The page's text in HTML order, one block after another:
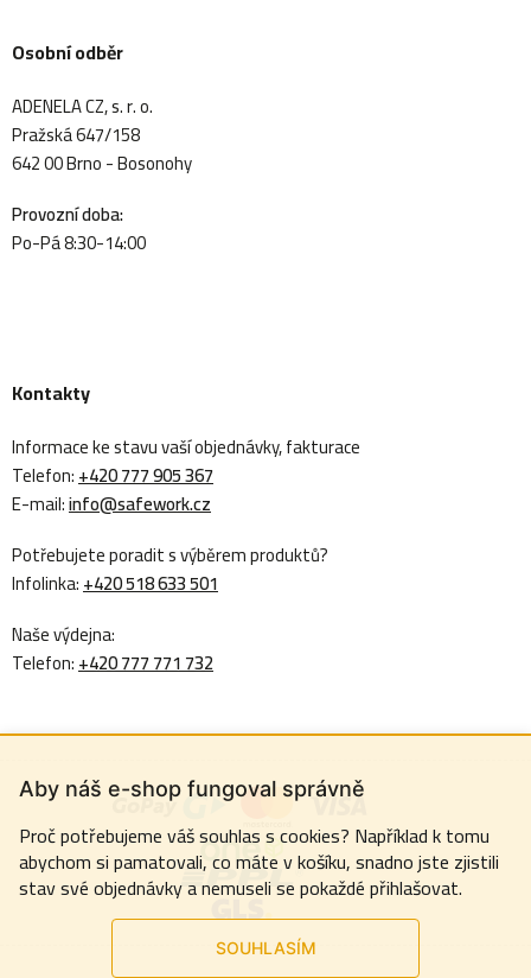
Aby náš e-shop fungoval správně
Proč potřebujeme váš souhlas s cookies? Například k tomu
abychom si pamatovali, co máte v košíku, snadno jste zjistili
stav své objednávky a nemuseli se pokaždé přihlašovat.
SOUHLASÍM
Osobní odběr
ADENELA CZ, s. r. o.
Pražská 647/158
642 00 Brno - Bosonohy
Provozní doba:
Po-Pá 8:30-14:00
Kontakty
Informace ke stavu vaší objednávky, fakturace
Telefon:+420 777 905 367
E-mail:info@safework.cz
Potřebujete poradit s výběrem produktů?
Infolinka:+420 518 633 501
Naše výdejna:
Telefon:+420 777 771 732